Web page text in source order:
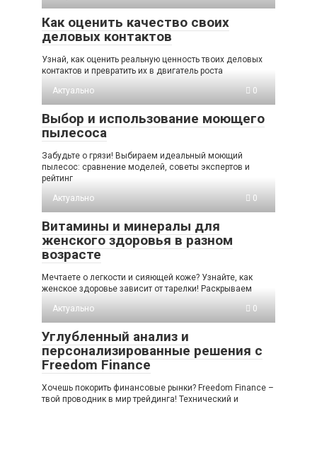
Как оценить качество своих
деловых контактов
Узнай, как оценить реальную ценность твоих деловых
контактов и превратить их в двигатель роста
Актуально
0
Выбор и использование моющего
пылесоса
Забудьте о грязи! Выбираем идеальный моющий
пылесос: сравнение моделей, советы экспертов и
рейтинг
Актуально
0
Витамины и минералы для
женского здоровья в разном
возрасте
Мечтаете о легкости и сияющей коже? Узнайте, как
женское здоровье зависит от тарелки! Раскрываем
Актуально
0
Углубленный анализ и
персонализированные решения с
Freedom Finance
Хочешь покорить финансовые рынки? Freedom Finance –
твой проводник в мир трейдинга! Технический и